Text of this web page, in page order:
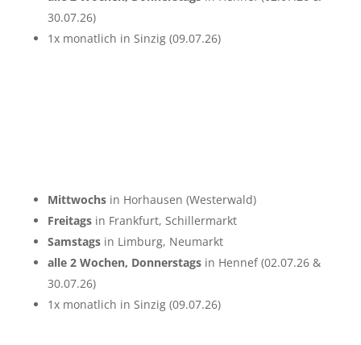
30.07.26)
1x monatlich in Sinzig (09.07.26)
Mittwochsin Horhausen (Westerwald)
Freitagsin Frankfurt, Schillermarkt
Samstagsin Limburg, Neumarkt
alle 2 Wochen, Donnerstagsin Hennef (02.07.26 &
30.07.26)
1x monatlich in Sinzig (09.07.26)